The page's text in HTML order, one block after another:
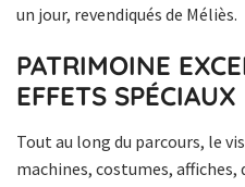
un jour, revendiqués de Méliès.
PATRIMOINE
EFFETS SPÉCIAUX
Tout au long du parcours, le
machines, costumes, affiches,